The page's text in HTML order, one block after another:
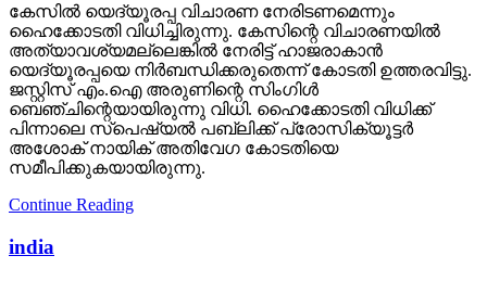
കേസില്‍ യെദ്യൂരപ്പ വിചാരണ നേരിടണമെന്നും
ഹൈക്കോടതി വിധിച്ചിരുന്നു. കേസിന്റെ വിചാരണയില്‍
അത്യാവശ്യമല്ലെങ്കില്‍ നേരിട്ട് ഹാജരാകാന്‍
യെദ്യൂരപ്പയെ നിര്‍ബന്ധിക്കരുതെന്ന് കോടതി ഉത്തരവിട്ടു.
ജസ്റ്റിസ് എം.ഐ അരുണിന്റെ സിംഗിള്‍
ബെഞ്ചിന്റെയായിരുന്നു വിധി. ഹൈക്കോടതി വിധിക്ക്
പിന്നാലെ സ്‌പെഷ്യല്‍ പബ്ലിക്ക് പ്രോസിക്യൂട്ടര്‍
അശോക് നായിക് അതിവേഗ കോടതിയെ
സമീപിക്കുകയായിരുന്നു.
Continue Reading
india